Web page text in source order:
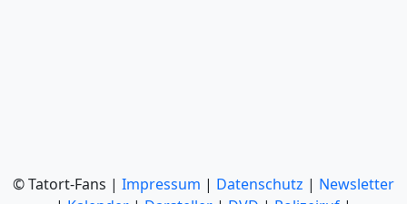
© Tatort-Fans | Impressum | Datenschutz | Newsletter